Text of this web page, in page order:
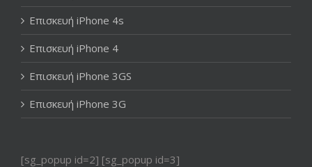
Επισκευή iPhone 4s
Επισκευή iPhone 4
Επισκευή iPhone 3GS
Επισκευή iPhone 3G
[sg_popup id=2] [sg_popup id=3]